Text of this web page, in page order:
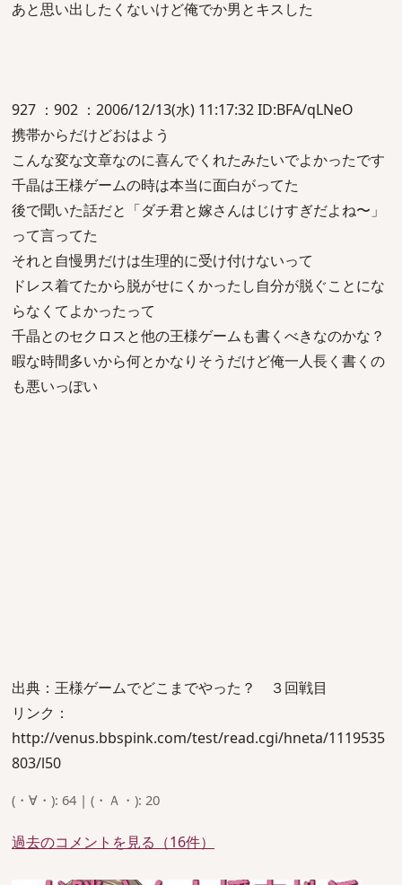
あと思い出したくないけど俺でか男とキスした
927 ：902 ：2006/12/13(水) 11:17:32 ID:BFA/qLNeO
携帯からだけどおはよう
こんな変な文章なのに喜んでくれたみたいでよかったです
千晶は王様ゲームの時は本当に面白がってた
後で聞いた話だと「ダチ君と嫁さんはじけすぎだよね〜」
って言ってた
それと自慢男だけは生理的に受け付けないって
ドレス着てたから脱がせにくかったし自分が脱ぐことにな
らなくてよかったって
千晶とのセクロスと他の王様ゲームも書くべきなのかな？
暇な時間多いから何とかなりそうだけど俺一人長く書くの
も悪いっぽい
出典：王様ゲームでどこまでやった？ ３回戦目
リンク：
http://venus.bbspink.com/test/read.cgi/hneta/1119535
803/l50
(・∀・): 64 | (・Ａ・): 20
過去のコメントを見る（16件）